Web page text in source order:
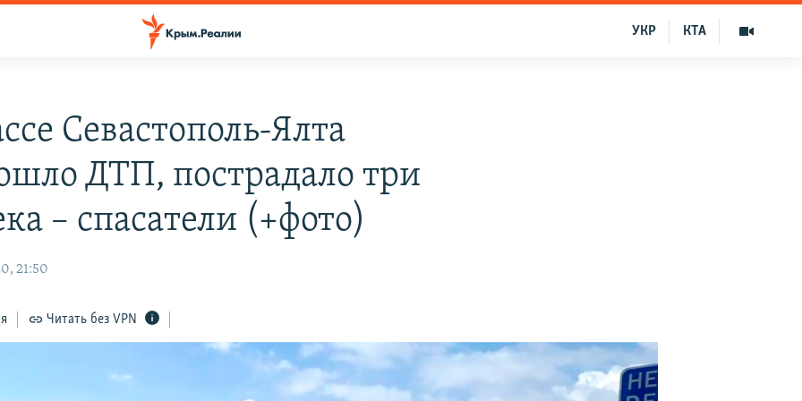
КТА
УКР
Севастополь-Ялта
ДТП, пострадало три
– спасатели (+фото)
21:50
Читать без VPN